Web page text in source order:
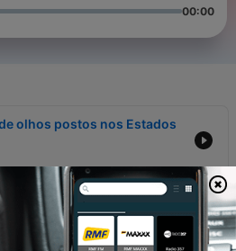
00:00
olhos postos nos Estados
“Dá-nos um prazer
coisas fora do óbvio”